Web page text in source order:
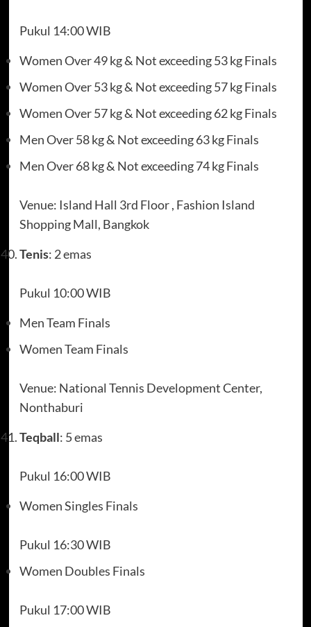
Pukul 14:00 WIB
Women Over 49 kg & Not exceeding 53 kg Finals
Women Over 53 kg & Not exceeding 57 kg Finals
Women Over 57 kg & Not exceeding 62 kg Finals
Men Over 58 kg & Not exceeding 63 kg Finals
Men Over 68 kg & Not exceeding 74 kg Finals
Venue: Island Hall 3rd Floor , Fashion Island
Shopping Mall, Bangkok
Tenis: 2 emas
Pukul 10:00 WIB
Men Team Finals
Women Team Finals
Venue: National Tennis Development Center,
Nonthaburi
Teqball: 5 emas
Pukul 16:00 WIB
Women Singles Finals
Pukul 16:30 WIB
Women Doubles Finals
Pukul 17:00 WIB